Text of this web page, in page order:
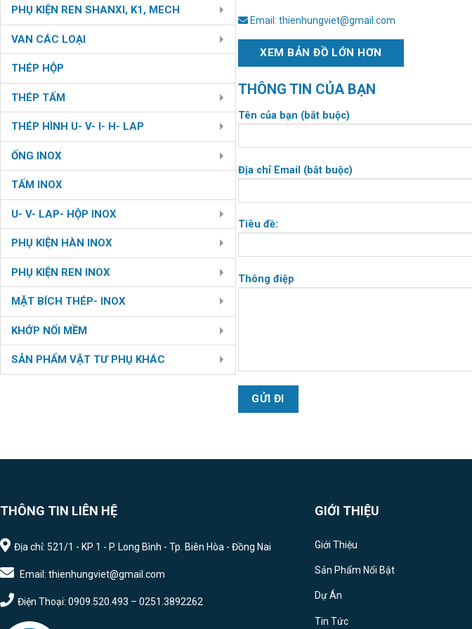
PHỤ KIỆN REN SHANXI, K1, MECH
VAN CÁC LOẠI
THÉP HỘP
THÉP TẤM
THÉP HÌNH U- V- I- H- LAP
ỐNG INOX
TẤM INOX
U- V- LAP- HỘP INOX
PHỤ KIỆN HÀN INOX
PHỤ KIỆN REN INOX
MẶT BÍCH THÉP- INOX
KHỚP NỐI MỀM
SẢN PHẨM VẬT TƯ PHỤ KHÁC
Email: thienhungviet@gmail.com
XEM BẢN ĐỒ LỚN HƠN
THÔNG TIN CỦA BẠN
Tên của bạn (bắt buộc)
Địa chỉ Email (bắt buộc)
Tiêu đề:
Thông điệp
THÔNG TIN LIÊN HỆ
Địa chỉ: 521/1 - KP 1 - P. Long Bình - Tp. Biên Hòa - Đồng Nai
Email: thienhungviet@gmail.com
Điện Thoại: 0909.520.493 – 0251.3892262
GIỚI THIỆU
Giới Thiệu
Sản Phẩm Nổi Bật
Dự Án
Tin Tức